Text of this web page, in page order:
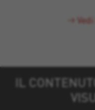
IL